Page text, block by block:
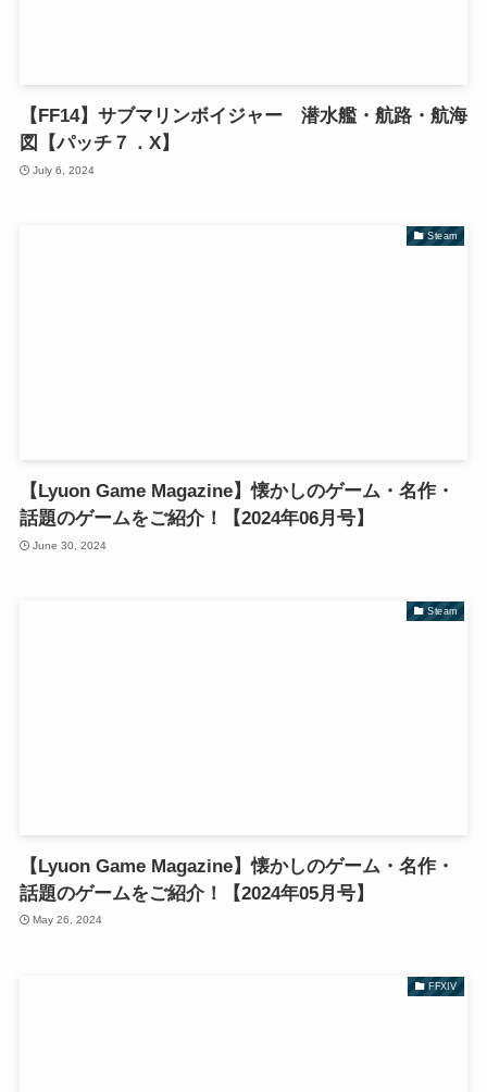
【FF14】サブマリンボイジャー 潜水艦・航路・航海
図【パッチ７．X】
July 6, 2024
Steam
【Lyuon Game Magazine】懐かしのゲーム・名作・
話題のゲームをご紹介！【2024年06月号】
June 30, 2024
Steam
【Lyuon Game Magazine】懐かしのゲーム・名作・
話題のゲームをご紹介！【2024年05月号】
May 26, 2024
FFXIV